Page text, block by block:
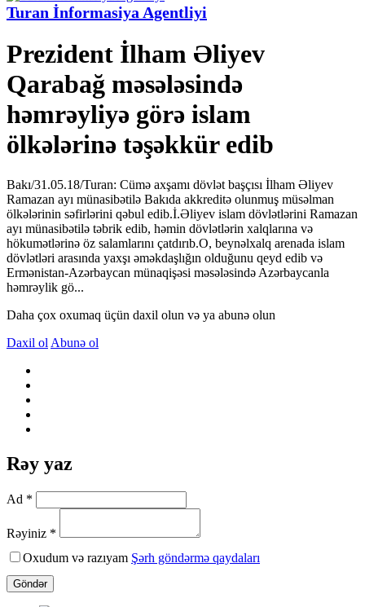
Turan İnformasiya Agentliyi
Prezident İlham Əliyev
Qarabağ məsələsində
həmrəyliyə görə islam
ölkələrinə təşəkkür edib
Bakı/31.05.18/Turan: Cümə axşamı dövlət başçısı İlham Əliyev
Ramazan ayı münasibətilə Bakıda akkreditə olunmuş müsəlman
ölkələrinin səfirlərini qəbul edib.İ.Əliyev islam dövlətlərini Ramazan
ayı münasibətilə təbrik edib, həmin dövlətlərin xalqlarına və
hökumətlərinə öz salamlarını çatdırıb.O, beynəlxalq arenada islam
dövlətləri arasında yaxşı əməkdaşlığın olduğunu qeyd edib və
Ermənistan-Azərbaycan münaqişəsi məsələsində Azərbaycanla
həmrəylik gö...
Daha çox oxumaq üçün daxil olun və ya abunə olun
Daxil ol Abunə ol
Rəy yaz
Ad *
Rəyiniz *
Oxudum və razıyam Şərh göndərmə qaydaları
Göndər